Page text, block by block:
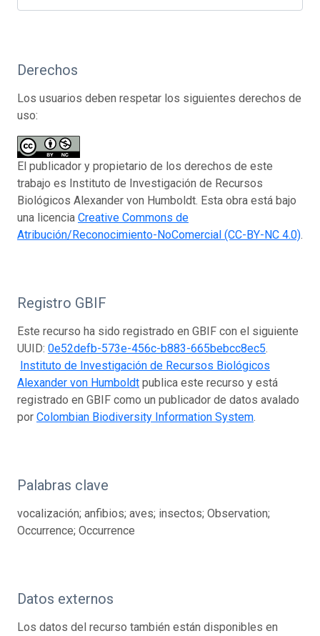
Derechos
Los usuarios deben respetar los siguientes derechos de
uso:
El publicador y propietario de los derechos de este
trabajo es Instituto de Investigación de Recursos
Biológicos Alexander von Humboldt. Esta obra está bajo
una licencia Creative Commons de
Atribución/Reconocimiento-NoComercial (CC-BY-NC 4.0).
Registro GBIF
Este recurso ha sido registrado en GBIF con el siguiente
UUID: 0e52defb-573e-456c-b883-665bebcc8ec5.
Instituto de Investigación de Recursos Biológicos
Alexander von Humboldt publica este recurso y está
registrado en GBIF como un publicador de datos avalado
por Colombian Biodiversity Information System.
Palabras clave
vocalización; anfibios; aves; insectos; Observation;
Occurrence; Occurrence
Datos externos
Los datos del recurso también están disponibles en